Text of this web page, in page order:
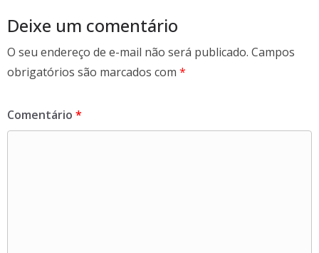
k
Deixe um comentário
O seu endereço de e-mail não será publicado. Campos
obrigatórios são marcados com *
Comentário *